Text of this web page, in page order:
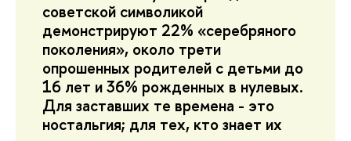
советской символикой
демонстрируют 22% «серебряного
поколения», около трети
опрошенных родителей с детьми до
16 лет и 36% рожденных в нулевых.
Для заставших те времена - это
ностальгия; для тех, кто знает их